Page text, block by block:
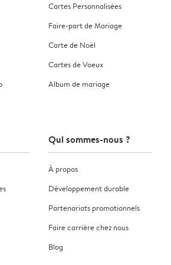
Cartes Personnalisées
Faire-part de Mariage
Carte de Noël
Cartes de Voeux
Album de mariage
Qui sommes-nous ?
À propos
Développement durable
Partenariats promotionnels
Faire carrière chez nous
Blog